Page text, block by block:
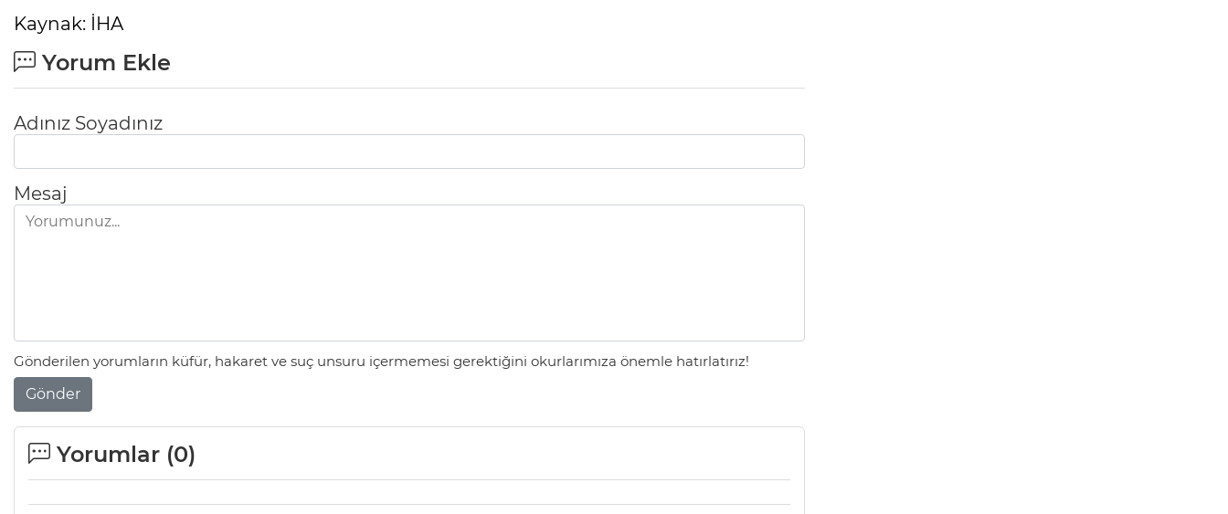
Kaynak: İHA
Yorum Ekle
Adınız Soyadınız
Mesaj
Gönderilen yorumların küfür, hakaret ve suç unsuru içermemesi gerektiğini okurlarımıza önemle hatırlatırız!
Gönder
Yorumlar (0)